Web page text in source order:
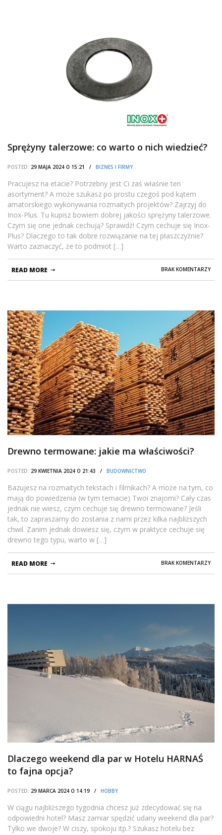
Sprężyny talerzowe: co warto o nich wiedzieć?
POSTED: 29 MAJA 2024 O 15:21 / BIZNES I FIRMY
Pracujesz na etacie? Potrzebny jest Ci zaś właśnie ten
asortyment? A może szukasz po prostu czegoś pod kątem
amatorskiego wykonywania rozmaitych projektów? Zajrzyj do
Inox-Plus. Tu kupisz bowiem dobrej jakości sprężyny talerzowe.
Czym się one jednak cechują? Sprawdź! Czym cechuje się Inox-
Plus? Dlaczego to tak dobre rozwiązanie na tej płaszczyźnie?
Warto zaznaczyć, że to podmiot […]
BRAK KOMENTARZY
READ MORE
Drewno termowane: jakie ma właściwości?
POSTED: 29 KWIETNIA 2024 O 21:43 / BUDOWNICTWO
Bazujesz na rozmaitych tekstach i filmikach? A może na tym, co
mają do powiedzenia (w tym temacie) Twoi znajomi? Cały czas
jednak nie wiesz, czym cechuje się drewno termowane? Jeśli
tak, to zapraszamy do zostania z nami przez kilka najbliższych
chwil. Zanim jednak dowiesz się, czym w praktyce cechuje się
drewno tego typu, warto w […]
BRAK KOMENTARZY
READ MORE
Dlaczego weekend dla par w Hotelu HARNAŚ
to fajna opcja?
POSTED: 29 MARCA 2024 O 14:19 / HOBBY
W ciągu najbliższego tygodnia chcesz już zdecydować się na
odpowiedni hotel? Masz zamiar spędzić udany weekend dla par?
Tylko we dwoje? W ciszy, spokoju itp.? Szukasz hotelu bez